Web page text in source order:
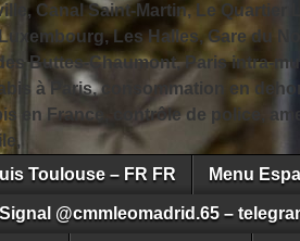
Canal Saint-Martin, Le Quartier
Les Halles, Gare du
Buttes-Chaumont, Paris intra-
à Paris, consommation en
en France, contrôle de police,
Toulouse – FR FR Menu
@cmmleomadrid.65 –